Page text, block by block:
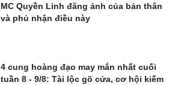
MC Quyền Linh đăng ảnh của bản thân
và phủ nhận điều này
4 cung hoàng đạo may mắn nhất cuối
tuần 8 - 9/8: Tài lộc gõ cửa, cơ hội kiếm